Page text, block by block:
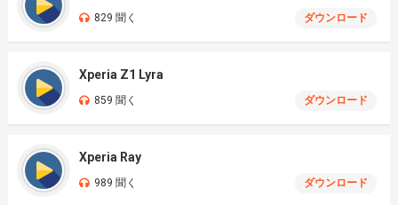
829 聞く ダウンロード
Xperia Z1 Lyra
859 聞く ダウンロード
Xperia Ray
989 聞く ダウンロード